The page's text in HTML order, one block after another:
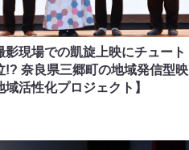
影現場での凱旋上映にチュート
!? 奈良県三郷町の地域発信型映
活性化プロジェクト】